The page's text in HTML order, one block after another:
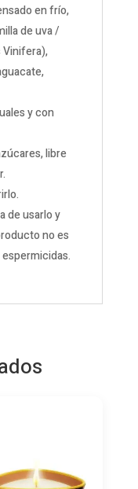
en frío,
de uva /
Vinifera),
y con
libre
de usarlo y
no es